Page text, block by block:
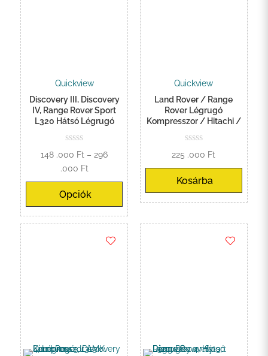
Quickview
Discovery III, Discovery
IV, Range Rover Sport
L320 Hátsó Légrugó
148 .000 Ft – 296
.000 FtÁrtartomány:
148
.000 Ft
-
296
.000 Ft
Opciók
Quickview
Land Rover / Range
Rover Légrugó
Kompresszor / Hitachi /
225 .000 Ft
Kosárba